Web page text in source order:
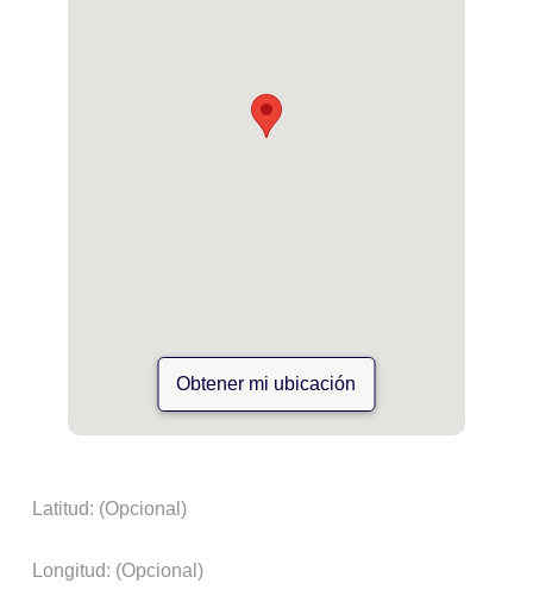
Obtener mi ubicación